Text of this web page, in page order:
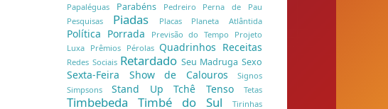
Papaléguas Parabéns Pedreiro Perna de Pau
Pesquisas Piadas Placas Planeta Atlântida
Política Porrada Previsão do Tempo Projeto
Luxa Prêmios Pérolas Quadrinhos Receitas
Redes Sociais Retardado Seu MadrugaSexo
Sexta-Feira Show de Calouros
Signos
SimpsonsStand UpTchê TensoTetas
Timbebeda Timbé do Sul Tirinhas